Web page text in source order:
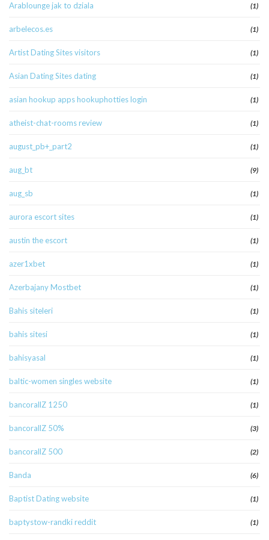
Arablounge jak to dziala (1)
arbelecos.es (1)
Artist Dating Sites visitors (1)
Asian Dating Sites dating (1)
asian hookup apps hookuphotties login (1)
atheist-chat-rooms review (1)
august_pb+_part2 (1)
aug_bt (9)
aug_sb (1)
aurora escort sites (1)
austin the escort (1)
azer1xbet (1)
Azerbajany Mostbet (1)
Bahis siteleri (1)
bahis sitesi (1)
bahisyasal (1)
baltic-women singles website (1)
bancorallZ 1250 (1)
bancorallZ 50% (3)
bancorallZ 500 (2)
Banda (6)
Baptist Dating website (1)
baptystow-randki reddit (1)